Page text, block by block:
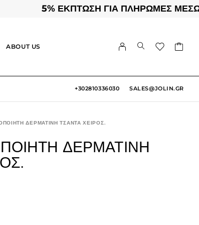
5% ΕΚΠΤΩΣΗ ΓΙΑ ΠΛΗΡΩΜΕΣ ΜΕΣΩ
ABOUT US
+302810336030 SALES@JOLIN.GR
ΔΕΡΜΆΤΙΝΗ ΤΣΆΝΤΑ ΧΕΙΡΌΣ.
ΔΕΡΜΆΤΙΝΗ